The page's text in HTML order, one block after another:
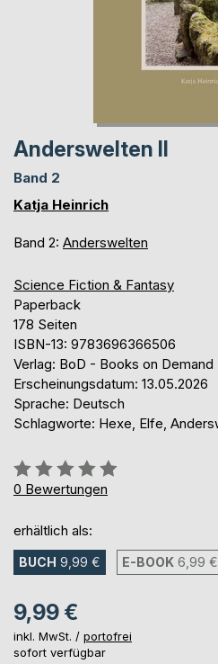
Anderswelten II
Band 2
Katja Heinrich
Band 2: Anderswelten
Science Fiction & Fantasy
Paperback
178 Seiten
ISBN-13: 9783696366506
Verlag: BoD - Books on Demand
Erscheinungsdatum: 13.05.2026
Sprache: Deutsch
Schlagworte: Hexe, Elfe,
Bewertung::
0%
0 Bewertungen
erhältlich als:
BUCH 9,99 € E-BOOK 6,99 €
9,99 €
inkl. MwSt. / portofrei
sofort verfügbar